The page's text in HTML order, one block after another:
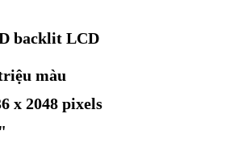
backlit LCD
màu
x 2048 pixels